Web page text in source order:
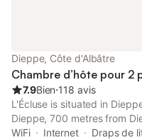
Dieppe, Côte d'Albâtre
Chambre d’hôte pour 2
7.9Bien⋅118 avis
L'Écluse is situated in
Dieppe, 700 metres from
from Chateau Musee de
WiFi Internet
Draps de